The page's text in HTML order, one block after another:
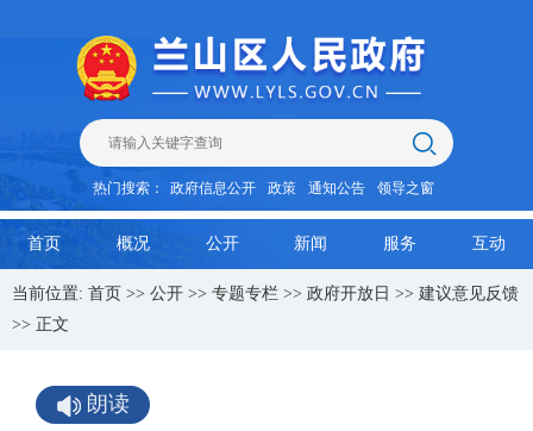
热门搜索： 政府信息公开 政策 通知公告 领导之窗
首页 概况 公开 新闻 服务 互动
当前位置: 首页 >> 公开 >> 专题专栏 >> 政府开放日 >> 建议意见反馈
>> 正文
朗读